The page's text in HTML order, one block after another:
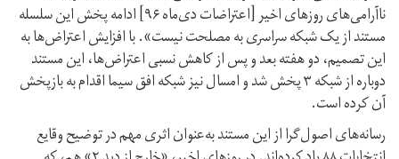
ناآرامی‌های روزهای اخیر [اعتراضات دی‌ماه ۹۶] ادامه پخش این سلسله
مستند از یک شبکه سراسری به مصلحت نیست». با افزایش اعتراض‌ها به
این تصمیم، دو هفته بعد و پس از کاهش نسبی اعتراض‌ها، این مستند
دوباره از شبکه ۳ پخش شد و امسال نیز شبکه افق سیما اقدام به بازپخش
آن کرده است.
رسانه‌های اصول‌گرا از این مستند به‌عنوان اثری مهم در توضیح وقایع